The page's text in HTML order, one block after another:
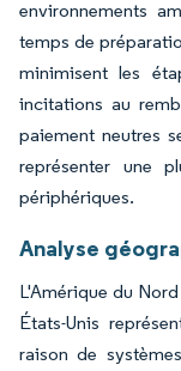
environnements
temps de
minimisent les
incitations au
paiement neutres
représenter une
périphériques.
Analyse
L'Amérique du
États-Unis
raison de